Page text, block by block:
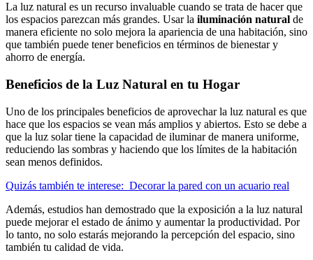
La luz natural es un recurso invaluable cuando se trata de hacer que
los espacios parezcan más grandes. Usar la iluminación natural de
manera eficiente no solo mejora la apariencia de una habitación, sino
que también puede tener beneficios en términos de bienestar y
ahorro de energía.
Beneficios de la Luz Natural en tu Hogar
Uno de los principales beneficios de aprovechar la luz natural es que
hace que los espacios se vean más amplios y abiertos. Esto se debe a
que la luz solar tiene la capacidad de iluminar de manera uniforme,
reduciendo las sombras y haciendo que los límites de la habitación
sean menos definidos.
Quizás también te interese: Decorar la pared con un acuario real
Además, estudios han demostrado que la exposición a la luz natural
puede mejorar el estado de ánimo y aumentar la productividad. Por
lo tanto, no solo estarás mejorando la percepción del espacio, sino
también tu calidad de vida.